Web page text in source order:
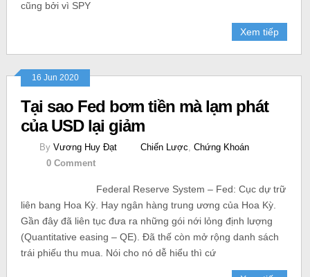
cũng bởi vì SPY
Xem tiếp
16 Jun 2020
Tại sao Fed bơm tiền mà lạm phát
của USD lại giảm
By Vương Huy Đạt Chiến Lược Chứng Khoán
0 Comment
Federal Reserve System – Fed: Cục dự trữ
liên bang Hoa Kỳ. Hay ngân hàng trung ương của Hoa Kỳ.
Gần đây đã liên tục đưa ra những gói nới lỏng định lượng
(Quantitative easing – QE). Đã thế còn mở rộng danh sách
trái phiếu thu mua. Nói cho nó dễ hiểu thì cứ